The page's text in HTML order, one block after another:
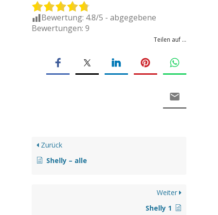
Bewertung: 4.8/5 - abgegebene
Bewertungen: 9
Teilen auf ...
Zurück
Shelly – alle
Weiter
Shelly 1